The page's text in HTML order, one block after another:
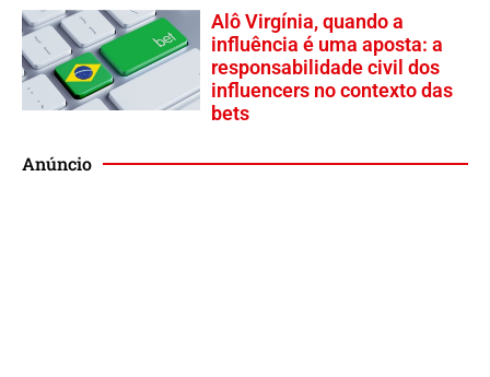
Alô Virgínia, quando a
influência é uma aposta: a
responsabilidade civil dos
influencers no contexto das
bets
Anúncio